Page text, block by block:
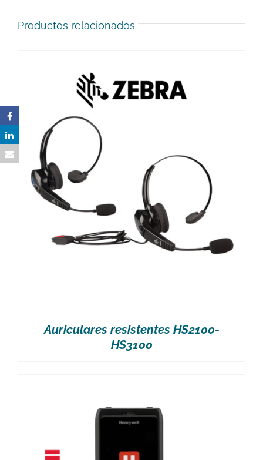
Productos relacionados
Auriculares resistentes HS2100-
HS3100